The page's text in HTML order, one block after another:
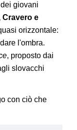
giovani
Cravero e
orizzontale:
l'ombra.
, proposto dai
slovacchi
con ciò che